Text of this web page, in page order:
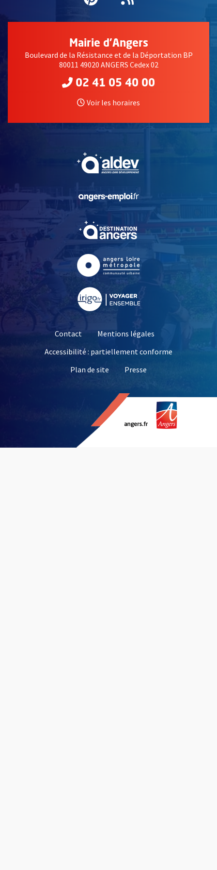
Mairie d'Angers
Boulevard de la Résistance et de la Déportation BP
80011 49020 ANGERS Cedex 02
02 41 05 40 00
Voir les horaires
, Ouvre une nouvelle
, Ouvre une nouvelle
Contact
Mentions légales
Accessibilité : partiellement conforme
Plan de site
Presse